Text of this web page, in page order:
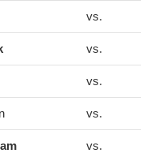
vs.
vs.
vs.
vs.
vs.